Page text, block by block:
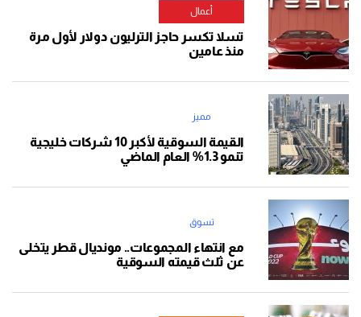
أعمال
تسلا تكسر حاجز الترليون دولار لأول مرة
منذ عامين
مميز
القيمة السوقية لأكبر 10 شركات خليجية
تنمو 1.3% العام الماضي
تسوق
مع انتهاء المجموعات.. مونديال قطر يتخلى
عن ثلث قيمته السوقية